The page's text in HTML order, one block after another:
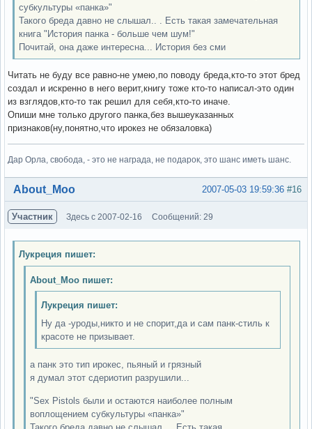
субкультуры «панка»"
Такого бреда давно не слышал.. . Есть такая замечательная
книга "История панка - больше чем шум!"
Почитай, она даже интересна... История без сми
Читать не буду все равно-не умею,по поводу бреда,кто-то этот бред
создал и искренно в него верит,книгу тоже кто-то написал-это один
из взглядов,кто-то так решил для себя,кто-то иначе.
Опиши мне только другого панка,без вышеуказанных
признаков(ну,понятно,что ирокез не обязаловка)
Дар Орла, свобода, - это не награда, не подарок, это шанс иметь шанс.
Вне форума #16
2007-05-03 19:59:36
About_Moo
Участник Здесь с 2007-02-16 Сообщений: 29
Лукреция пишет:
About_Moo пишет:
Лукреция пишет:
Ну да -уроды,никто и не спорит,да и сам панк-стиль к
красоте не призывает.
а панк это тип ирокес, пьяный и грязный
я думал этот сдериотип разрушили...
"Sex Pistols были и остаются наиболее полным
воплощением субкультуры «панка»"